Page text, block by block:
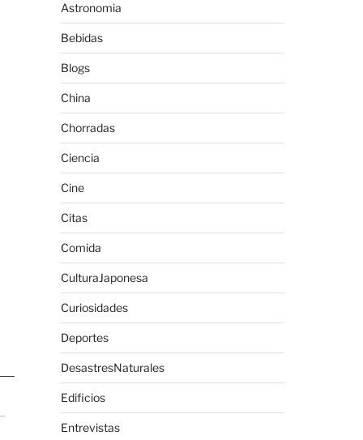
Astronomia
Bebidas
Blogs
China
Chorradas
Ciencia
Cine
Citas
Comida
CulturaJaponesa
Curiosidades
Deportes
DesastresNaturales
Edificios
Entrevistas